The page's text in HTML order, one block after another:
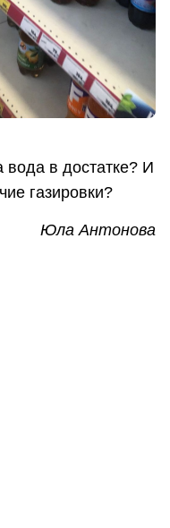
в достатке? И
газировки?
Юла Антонова